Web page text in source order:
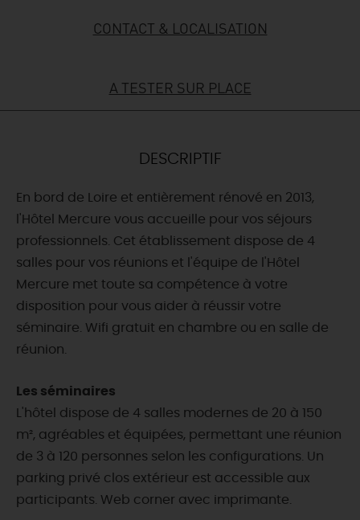
DEMAIN
CE WEEK-END
CETTE SEMAINE
TOUT L'AGENDA
CONTACT & LOCALISATION
A TESTER SUR PLACE
DESCRIPTIF
En bord de Loire et entièrement rénové en 2013,
l'Hôtel Mercure vous accueille pour vos séjours
professionnels. Cet établissement dispose de 4
salles pour vos réunions et l'équipe de l'Hôtel
Mercure met toute sa compétence à votre
disposition pour vous aider à réussir votre
séminaire. Wifi gratuit en chambre ou en salle de
réunion.
Les séminaires
L'hôtel dispose de 4 salles modernes de 20 à 150
m², agréables et équipées, permettant une réunion
de 3 à 120 personnes selon les configurations. Un
parking privé clos extérieur est accessible aux
participants. Web corner avec imprimante.